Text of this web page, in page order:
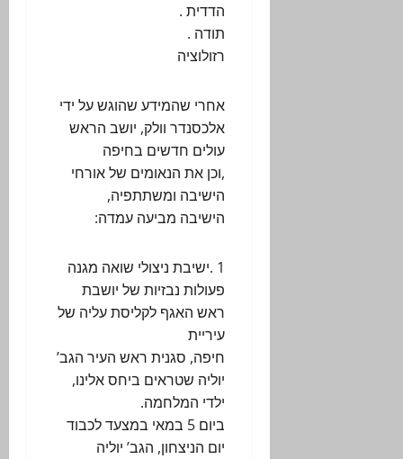
הדדית .
תודה .
רזולוציה
אחרי שהמידע שהוגש על ידי
אלכסנדר וולק, יושב הראש
עולים חדשים בחיפה
,וכן את הנאומים של אורחי
הישיבה ומשתתפיה,
הישיבה מביעה עמדה:
1 .ישיבת ניצולי שואה מגנה
פעולות נבזיות של יושבת
ראש האגף לקליסת עליה של
עיריית
חיפה, סגנית ראש העיר הגב’
יוליה שטראים ביחס אלינו,
ילדי המלחמה.
ביום 5 במאי במצעד לכבוד
יום הניצחון, הגב’ יוליה